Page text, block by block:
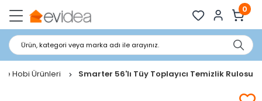
0
Ürün, kategori veya marka adı ile arayınız.
Hobi Ürünleri Smarter 56'lı Tüy Toplayıcı Temizlik Rulosu